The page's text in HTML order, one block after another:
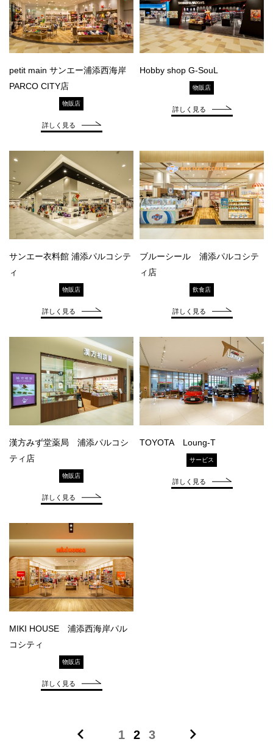
petit main サンエー浦添西海岸
PARCO CITY店
物販店
詳しく見る
Hobby shop G-SouL
物販店
詳しく見る
サンエー衣料館 浦添パルコシテ
ィ
物販店
詳しく見る
ブルーシール 浦添パルコシテ
ィ店
飲食店
詳しく見る
漢方みず堂薬局 浦添パルコシ
ティ店
物販店
詳しく見る
TOYOTA Loung-T
サービス
詳しく見る
MIKI HOUSE 浦添西海岸パル
コシティ
物販店
詳しく見る
1 2 3